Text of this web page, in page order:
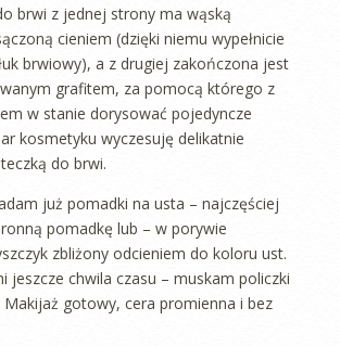
brwi z jednej strony ma wąską
cieniem (dzięki niemu wypełnicie
brwiowy), a z drugiej zakończona jest
grafitem, za pomocą którego z
w stanie dorysować pojedyncze
kosmetyku wyczesuję delikatnie
do brwi.
już pomadki na usta – najczęściej
pomadkę lub – w porywie
zbliżony odcieniem do koloru ust.
jeszcze chwila czasu – muskam policzki
gotowy, cera promienna i bez